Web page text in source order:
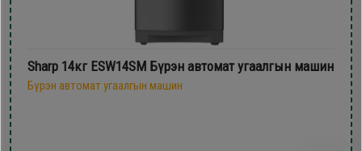
Sharp 14кг ESW14SM Бүрэн автомат угаалгын машин
Бүрэн автомат угаалгын машин